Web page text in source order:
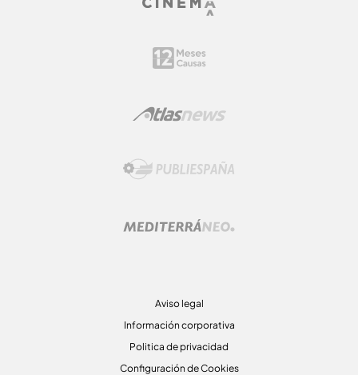
Aviso legal
Información corporativa
Politica de privacidad
Configuración de Cookies